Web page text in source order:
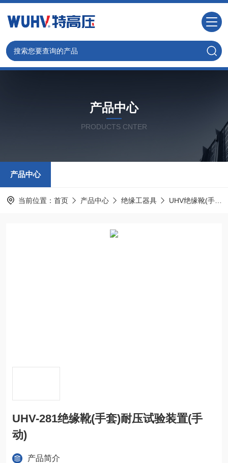
产品中心
PRODUCTS CNTER
产品中心
当前位置： 首页 产品中心 绝缘工器具 UHV绝缘靴(手套)耐压试验
UHV-281绝缘靴(手套)耐压试验装置(手
动)
产品简介